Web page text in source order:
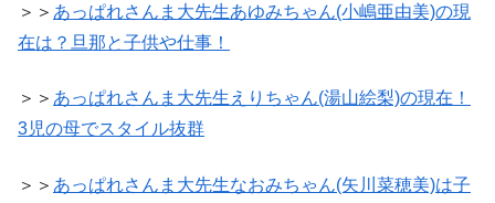
＞＞ あっぱれさんま大先生あゆみちゃん(小嶋亜由美)の現
在は？旦那と子供や仕事！
＞＞ あっぱれさんま大先生えりちゃん(湯山絵梨)の現在！
3児の母でスタイル抜群
＞＞ あっぱれさんま大先生なおみちゃん(矢川菜穂美)は子